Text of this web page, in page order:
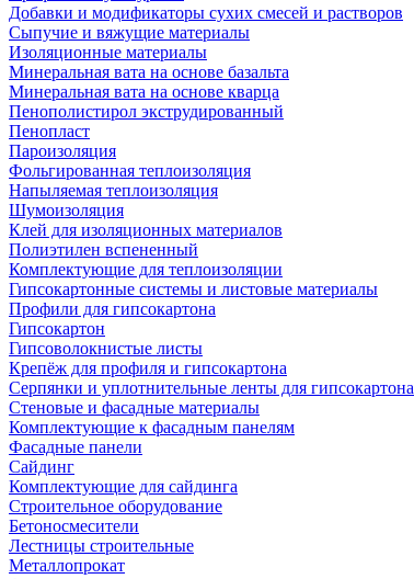
Добавки и модификаторы сухих смесей и растворов
Сыпучие и вяжущие материалы
Изоляционные материалы
Минеральная вата на основе базальта
Минеральная вата на основе кварца
Пенополистирол экструдированный
Пенопласт
Пароизоляция
Фольгированная теплоизоляция
Напыляемая теплоизоляция
Шумоизоляция
Клей для изоляционных материалов
Полиэтилен вспененный
Комплектующие для теплоизоляции
Гипсокартонные системы и листовые материалы
Профили для гипсокартона
Гипсокартон
Гипсоволокнистые листы
Крепёж для профиля и гипсокартона
Серпянки и уплотнительные ленты для гипсокартона
Стеновые и фасадные материалы
Комплектующие к фасадным панелям
Фасадные панели
Сайдинг
Комплектующие для сайдинга
Строительное оборудование
Бетоносмесители
Лестницы строительные
Металлопрокат